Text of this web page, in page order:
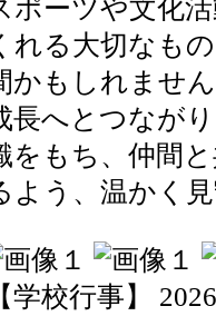
ポーツや文化
れる大切なも
かもしれませ
長へとつなが
をもち、仲間
よう、温かく
【学校行事】